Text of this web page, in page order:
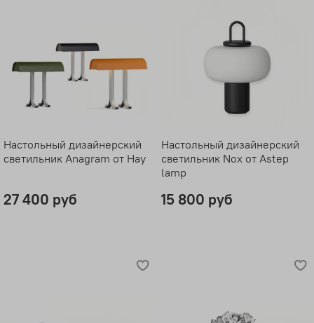
Настольный дизайнерский
светильник Anagram от Hay
27 400 руб
Настольный дизайнерский
светильник Nox от Astep
lamp
15 800 руб